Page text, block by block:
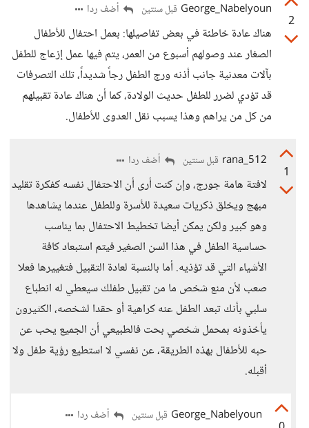
2
George_Nabelyoun قبل سنتين أضف ردا
هناك عادة خاطئة في بعض تفاصيلها: بعمل احتفال للأطفال
الصغار عند وصولهم أسبوع من العمر، يتم فيها عمل إزعاج للطفل
بآلات معدنية جانب أذنه ورج الطفل رجاً شديداً، تلك التصرفات
قد تؤدي لضرر للطفل حديث الولادة، كما أن هناك عادة تقبيلهم
من كل من يراهم وهذا يسبب نقل العدوى للأطفال.
1
rana_512 قبل سنتين أضف ردا
لافتة هامة جورج، وإن كنت أرى أن الاحتفال نفسه كفكرة تقليد
مبهج ويخلق ذكريات سعيدة للأسرة وللطفل عندما يشاهدها
وهو كبير ولكن يمكن أيضا تخطيط الاحتفال بما يناسب
حساسية الطفل في هذا السن الصغير فيتم استبعاد كافة
الأشياء التي قد تؤذيه. أما بالنسبة لعادة التقبيل فتغييرها فعلا
صعب لأن منع شخص ما من تقبيل طفلك سيعطي له انطباع
سلبي بأنك تبعد الطفل عنه كراهية أو حقدا لشخصه، الكثيرون
يأخذونه بمحمل شخصي بحت فالطبيعي أن الجميع يحب عن
حبه للأطفال بهذه الطريقة، عن نفسي لا استطيع رؤية طفل ولا
أقبله.
George_Nabelyoun قبل سنتين
أضف ردا